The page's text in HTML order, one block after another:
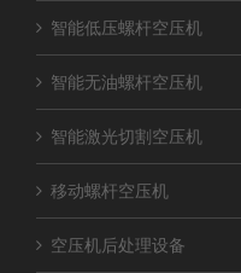
智能低压螺杆空压机
智能无油螺杆空压机
智能激光切割空压机
移动螺杆空压机
空压机后处理设备